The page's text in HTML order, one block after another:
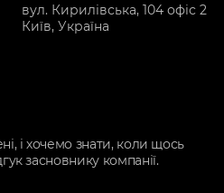
вул. Кирилівська, 104 офіс 2
Київ, Україна
і хочемо знати, коли щось
засновнику компанії.